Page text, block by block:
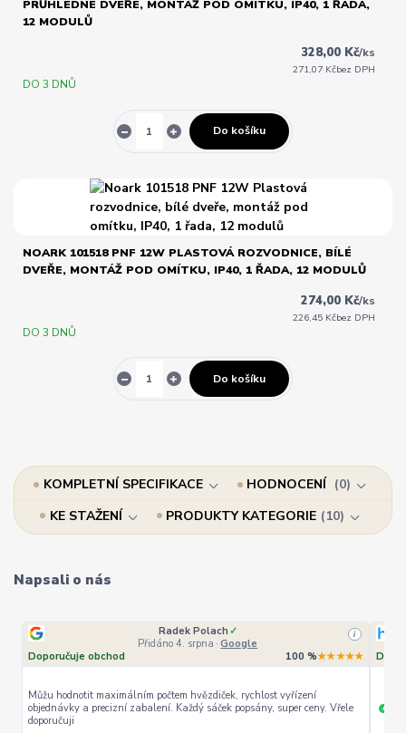
PRŮHLEDNÉ DVEŘE, MONTÁŽ POD OMÍTKU, IP40, 1 ŘADA,
12 MODULŮ
328,00 Kč/ks
271,07 Kčbez DPH
DO 3 DNŮ
Do košíku
NOARK 101518 PNF 12W PLASTOVÁ ROZVODNICE, BÍLÉ
DVEŘE, MONTÁŽ POD OMÍTKU, IP40, 1 ŘADA, 12 MODULŮ
274,00 Kč/ks
226,45 Kčbez DPH
DO 3 DNŮ
Do košíku
KOMPLETNÍ SPECIFIKACE HODNOCENÍ
0
KE STAŽENÍ
PRODUKTY KATEGORIE 10
Napsali o nás
Ověřený zákazník
Přidáno 4. srpna·Heureka.cz
i
Doporučuje obchod 100 %★★★★★
+ rychlé vyřízení + ceny